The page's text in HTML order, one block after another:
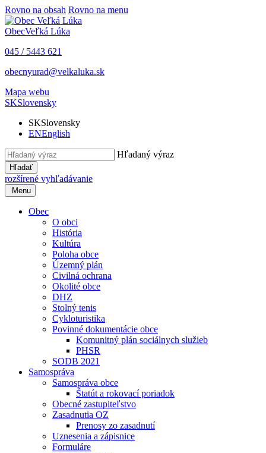
Rovno na obsah Rovno na menu
ObecVeľká Lúka
045 / 5443 621
obecnyurad@velkaluka.sk
Mapa webu
SKSlovensky
SKSlovensky
ENEnglish
Hľadaný výraz
Hľadať
rozšírené vyhľadávanie
Menu
Obec
O obci
História
Kultúra
Poloha obce
Územný plán
Civilná ochrana
Okolité obce
DHZ
Stolný tenis
Cykloturistika
Povinné dokumentácie obce
Komunitný plán sociálnych služieb
PHSR
SODB 2021
Samospráva
Samospráva obce
Štatút a rokovací poriadok
Obecné zastupiteľstvo
Zasadnutia OZ
Prenosy zo zasadnutí
Uznesenia a zápisnice
Formuláre